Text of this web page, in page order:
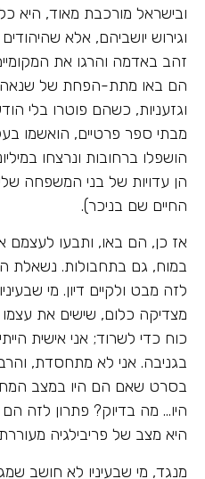
ובישראל מורכבת מאוד, היא
וגירוש יושביהם, אלא
זהב באדמה והרגו את
הם באו מתת-הפחת של
וגזעניות, כשהם פוטרו בלי
מבתי ספר פרטיים, הואשמו
הושפלו ברחובות ונרצחו
הן עדויות של בני המשפחה
החיים שם בניכר).
אז כן, הם באו, ותבעו
במוח, גם בתחבולות. נשאלת
לזה מבט ולקיים דיון. מי
מצדיקה כלום, שישים את
כוח כדי לשרוד; אני אישית
בגניבה. אני לא מתחסדת,
בסרט שאם הם היו במצב
היו… מה בדיוק? פתרון לזה
היא מצב של פריבילגיה
מנגד, מי שבעיניו לא חושב